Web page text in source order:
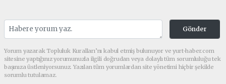
Gönder
Yorum yazarak Topluluk Kuralları’nı kabul etmiş bulunuyor ve yurt-haber.com
sitesine yaptığınız yorumunuzla ilgili doğrudan veya dolaylı tüm sorumluluğu tek
başınıza üstleniyorsunuz. Yazılan tüm yorumlardan site yönetimi hiçbir şekilde
sorumlu tutulamaz.